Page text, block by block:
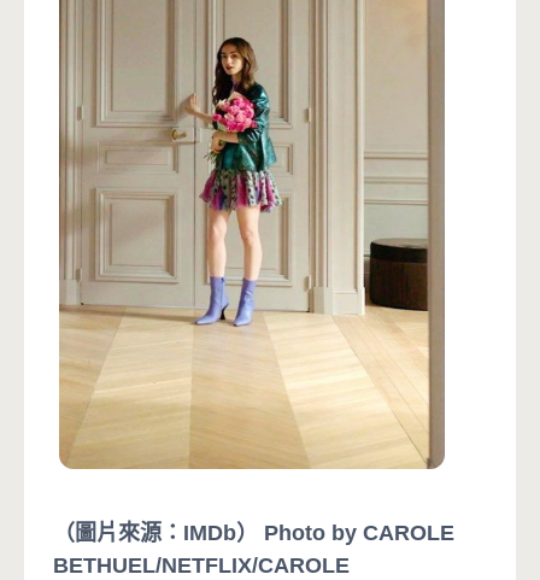
（圖片來源：IMDb） Photo by CAROLE
BETHUEL/NETFLIX/CAROLE